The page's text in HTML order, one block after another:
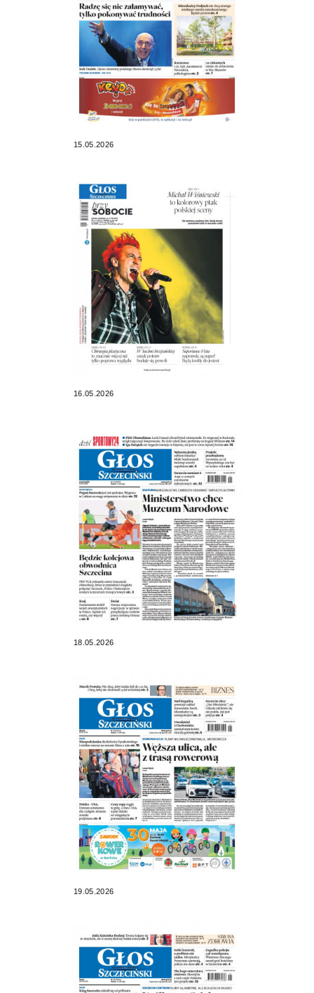
15.05.2026
16.05.2026
18.05.2026
19.05.2026